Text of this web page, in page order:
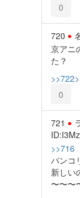
0
720
京アニ
た？
>>722
0
721
>>716
パンコ
新しい
〜〜〜